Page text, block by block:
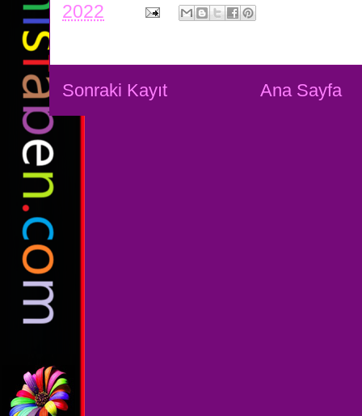
2022
Sonraki Kayıt Ana Sayfa